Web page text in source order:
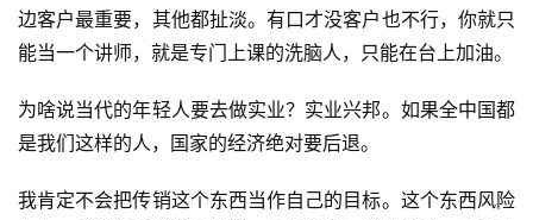
边客户最重要，其他都扯淡。有口才没客户也不行，你就只
能当一个讲师，就是专门上课的洗脑人，只能在台上加油。
为啥说当代的年轻人要去做实业？实业兴邦。如果全中国都
是我们这样的人，国家的经济绝对要后退。
我肯定不会把传销这个东西当作自己的目标。这个东西风险